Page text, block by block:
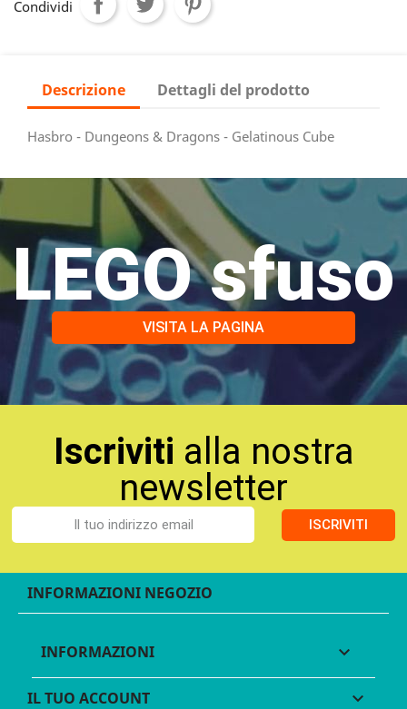
Condividi
Descrizione Dettagli del prodotto
Hasbro - Dungeons & Dragons - Gelatinous Cube
LEGO sfuso
VISITA LA PAGINA
Iscriviti alla nostra
newsletter
ISCRIVITI
INFORMAZIONI NEGOZIO
INFORMAZIONI 
IL TUO ACCOUNT 